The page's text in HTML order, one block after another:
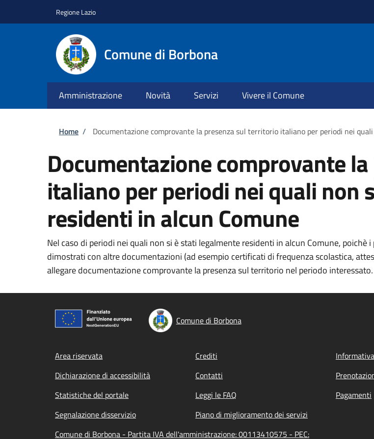
Regione Lazio
Comune di Borbona
Amministrazione Novità Servizi Vivere il Comune
Briciole di pane
Home / Documentazione comprovante la presenza sul territorio italiano per periodi nei
Documentazione comprovante
italiano per periodi nei quali non
residenti in alcun Comune
Nel caso di periodi nei quali non si è stati legalmente residenti in alcun Comune, poichè
dimostrati con altre documentazioni (ad esempio certificati di frequenza scolastica,
allegare documentazione comprovante la presenza sul territorio nel periodo interessato.
Comune di Borbona
Footer menu
Area riservata Crediti
Dichiarazione di accessibilità
Contatti
Statistiche del portale
Leggi le FAQ Pagamenti
Segnalazione disservizio
Piano di miglioramento dei servizi
Comune di Borbona - Partita IVA dell'amministrazione: 00113410575 - PEC: